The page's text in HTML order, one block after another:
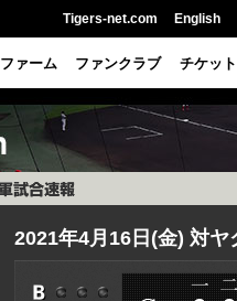
Tigers-net.com English
ファーム ファンクラブ チケット
2021年4月16日(金) 対ヤ